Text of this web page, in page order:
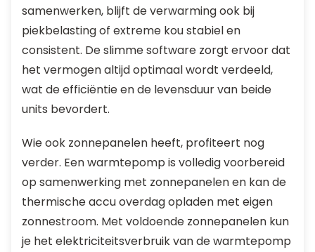
samenwerken, blijft de verwarming ook bij
piekbelasting of extreme kou stabiel en
consistent. De slimme software zorgt ervoor dat
het vermogen altijd optimaal wordt verdeeld,
wat de efficiëntie en de levensduur van beide
units bevordert.
Wie ook zonnepanelen heeft, profiteert nog
verder. Een warmtepomp is volledig voorbereid
op samenwerking met zonnepanelen en kan de
thermische accu overdag opladen met eigen
zonnestroom. Met voldoende zonnepanelen kun
je het elektriciteitsverbruik van de warmtepomp